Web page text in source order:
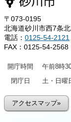
〒073-0195
北海道砂川市西7条
電話： 0125-54-2121
FAX：0125-54-2568
開庁時間
午前8時
閉庁日
土・日曜
アクセスマップ»